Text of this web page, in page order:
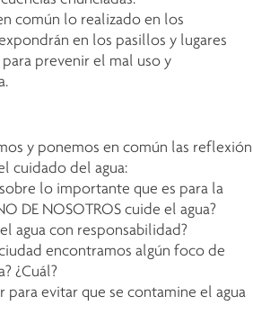
común lo realizado en los
en los pasillos y lugares
prevenir el mal uso y
y ponemos en común las reflexión
cuidado del agua:
lo importante que es para la
DE NOSOTROS cuide el agua?
agua con responsabilidad?
encontramos algún foco de
¿Cuál?
para evitar que se contamine el agua